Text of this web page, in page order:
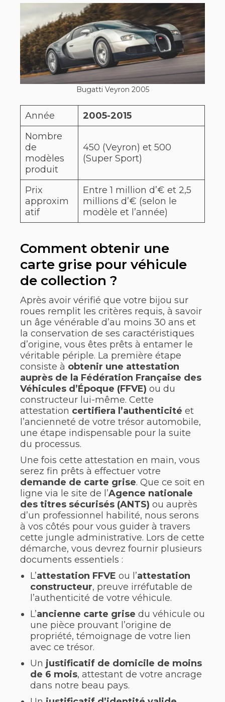
Bugatti Veyron 2005
Année
2005-2015
Nombre
de
modèles
produit
450 (Veyron) et 500
(Super Sport)
Prix
approxim
atif
Entre 1 million d’€ et 2,5
millions d’€ (selon le
modèle et l’année)
Comment obtenir une
carte grise pour véhicule
de collection ?
Après avoir vérifié que votre bijou sur
roues remplit les critères requis, à savoir
un âge vénérable d’au moins 30 ans et
la conservation de ses caractéristiques
d’origine, vous êtes prêts à entamer le
véritable périple. La première étape
consiste à obtenir une attestation
auprès de la Fédération Française des
Véhicules d’Époque (FFVE) ou du
constructeur lui-même. Cette
attestation certifiera l’authenticité et
l’ancienneté de votre trésor automobile,
une étape indispensable pour la suite
du processus.
Une fois cette attestation en main, vous
serez fin prêts à effectuer votre
demande de carte grise. Que ce soit en
ligne via le site de l’Agence nationale
des titres sécurisés (ANTS) ou auprès
d’un professionnel habilité, nous serons
à vos côtés pour vous guider à travers
cette jungle administrative. Lors de cette
démarche, vous devrez fournir plusieurs
documents essentiels :
L’attestation FFVE ou l’attestation
constructeur, preuve irréfutable de
l’authenticité de votre véhicule.
L’ancienne carte grise du véhicule ou
une pièce prouvant l’origine de
propriété, témoignage de votre lien
avec ce trésor.
Un justificatif de domicile de moins
de 6 mois, attestant de votre ancrage
dans notre beau pays.